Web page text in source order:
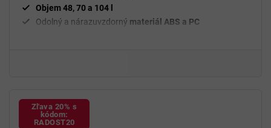
Objem 48, 70 a 104 l
Odolný a nárazuvzdorný materiál ABS a PC
Zľava 20% s
kódom:
RADOST20